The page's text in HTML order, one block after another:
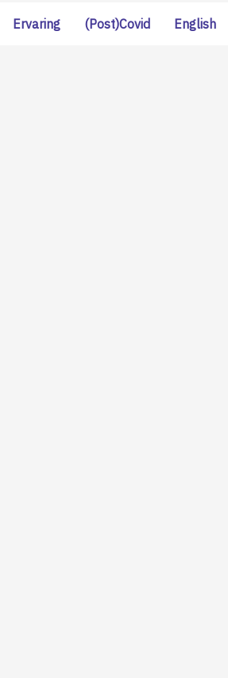
Ervaring (Post)Covid English